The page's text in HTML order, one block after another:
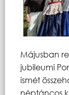
Májusban
jubileumi
ismét
néptáncos